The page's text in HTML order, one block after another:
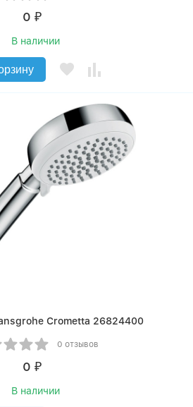
0 ₽
В наличии
Crometta 26824400
0 отзывов
0 ₽
В наличии